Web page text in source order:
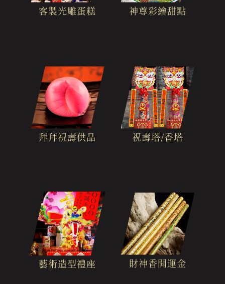
客製光雕蛋糕 神尊彩繪甜點
拜拜祝壽供品 祝壽塔/香塔
藝術造型禮座 財神香開運金